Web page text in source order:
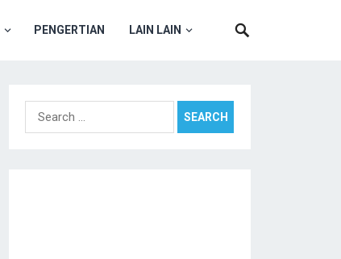
PENGERTIAN LAIN LAIN
Search
for: